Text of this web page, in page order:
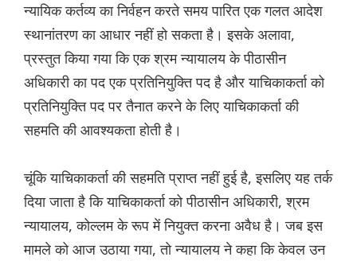
न्यायिक कर्तव्य का निर्वहन करते समय पारित एक गलत आदेश
स्थानांतरण का आधार नहीं हो सकता है। इसके अलावा,
प्रस्तुत किया गया कि एक श्रम न्यायालय के पीठासीन
अधिकारी का पद एक प्रतिनियुक्ति पद है और याचिकाकर्ता को
प्रतिनियुक्ति पद पर तैनात करने के लिए याचिकाकर्ता की
सहमति की आवश्यकता होती है।
चूंकि याचिकाकर्ता की सहमति प्राप्त नहीं हुई है, इसलिए यह तर्क
दिया जाता है कि याचिकाकर्ता को पीठासीन अधिकारी, श्रम
न्यायालय, कोल्लम के रूप में नियुक्त करना अवैध है। जब इस
मामले को आज उठाया गया, तो न्यायालय ने कहा कि केवल उन